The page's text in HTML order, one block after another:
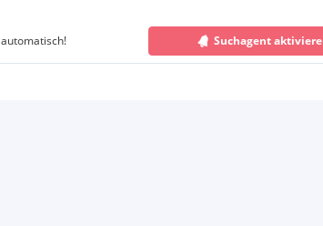
automatisch! Suchagent